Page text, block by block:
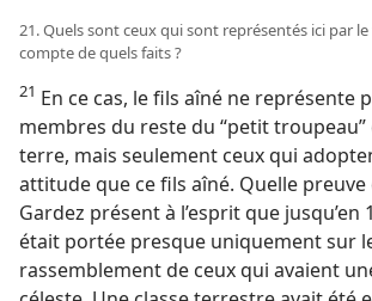
21. Quels sont ceux qui sont représentés ici par
compte de quels faits ?
21 En ce cas, le fils aîné ne représente
membres du reste du “petit
terre, mais seulement ceux qui
attitude que ce fils aîné. Quelle preuve
Gardez présent à l’esprit que jusqu’en
était portée presque uniquement sur
rassemblement de ceux qui avaient